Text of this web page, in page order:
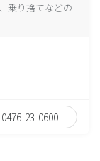
乗り捨てなどの
0476-23-0600